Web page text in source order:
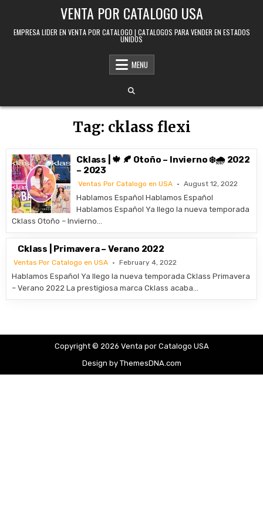
VENTA POR CATALOGO USA
EMPRESA LIDER EN VENTA POR CATALOGO | CATALOGOS PARA VENDER EN ESTADOS
UNIDOS
MENU
Tag: cklass flexi
Cklass | 🍁 🍂 Otoño – Invierno ❄️🌧️ 2022
– 2023
Ventas Por Catalogo en USA August 12, 2022
Hablamos Español Hablamos Español
Hablamos Español Ya llego la nueva temporada
Cklass Otoño – Invierno…
Cklass | Primavera – Verano 2022
Ventas Por Catalogo en USA February 4, 2022
Hablamos Español Ya llego la nueva temporada Cklass Primavera
– Verano 2022 La prestigiosa marca Cklass acaba…
Copyright © 2026 Venta por Catalogo USA
Design by ThemesDNA.com